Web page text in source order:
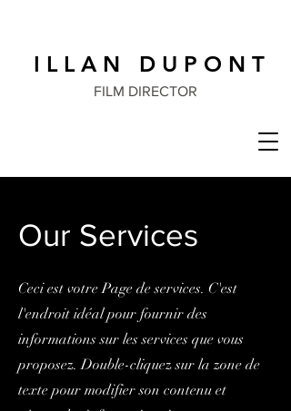
I L L A N D U P O N T
FILM DIRECTOR
Our Services
Ceci est votre Page de services. C'est
l'endroit idéal pour fournir des
informations sur les services que vous
proposez. Double-cliquez sur la zone de
texte pour modifier son contenu et